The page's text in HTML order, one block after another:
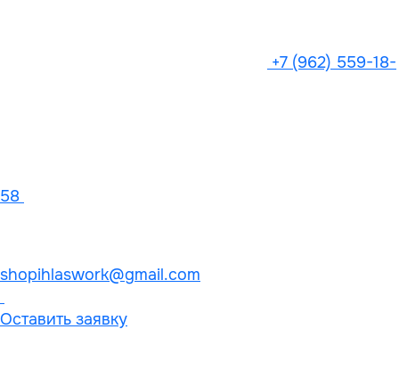
+7 (962) 559-18-
58
shopihlaswork@gmail.com
Оставить заявку